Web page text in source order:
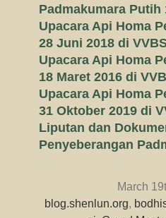
Padmakumara Putih
Upacara Api Homa
28 Juni 2018 di
Upacara Api Homa
18 Maret 2016 di
Upacara Api Homa
31 Oktober 2019 di
Liputan dan
Penyeberangan
March
blog.shenlun.org,